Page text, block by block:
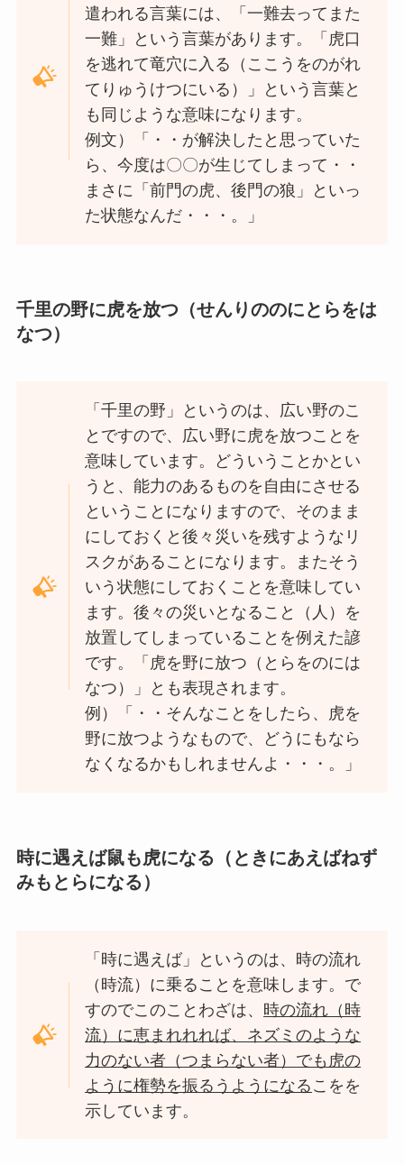
遣われる言葉には、「一難去ってまた
一難」という言葉があります。「虎口
を逃れて竜穴に入る（ここうをのがれ
てりゅうけつにいる）」という言葉と
も同じような意味になります。
例文）「・・が解決したと思っていた
ら、今度は〇〇が生じてしまって・・
まさに「前門の虎、後門の狼」といっ
た状態なんだ・・・。」
千里の野に虎を放つ（せんりののにとらをは
なつ）
「千里の野」というのは、広い野のこ
とですので、広い野に虎を放つことを
意味しています。どういうことかとい
うと、能力のあるものを自由にさせる
ということになりますので、そのまま
にしておくと後々災いを残すようなリ
スクがあることになります。またそう
いう状態にしておくことを意味してい
ます。後々の災いとなること（人）を
放置してしまっていることを例えた諺
です。「虎を野に放つ（とらをのには
なつ）」とも表現されます。
例）「・・そんなことをしたら、虎を
野に放つようなもので、どうにもなら
なくなるかもしれませんよ・・・。」
時に遇えば鼠も虎になる（ときにあえばねず
みもとらになる）
「時に遇えば」というのは、時の流れ
（時流）に乗ることを意味します。で
すのでこのことわざは、 時の流れ（時
流）に恵まれれれば、ネズミのような
力のない者（つまらない者）でも虎の
ように権勢を振るうようになる こをを
示しています。